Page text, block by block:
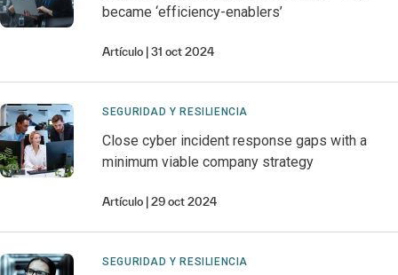
became ‘efficiency-enablers’
Artículo 31 oct 2024
SEGURIDAD Y RESILIENCIA
Close cyber incident response gaps with a
minimum viable company strategy
Artículo 29 oct 2024
SEGURIDAD Y RESILIENCIA